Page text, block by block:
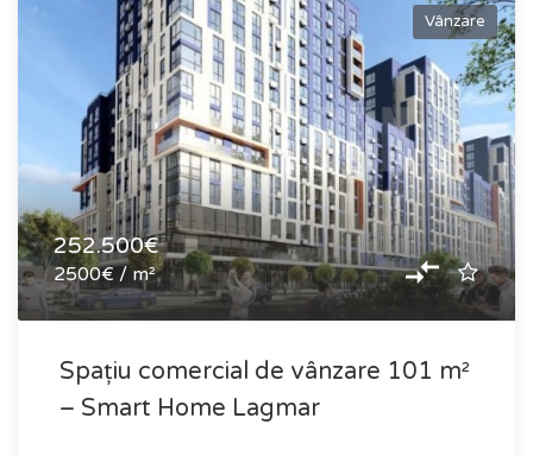
Vânzare
252.500€
2500€ / m²
Spațiu comercial de vânzare 101 m²
– Smart Home Lagmar